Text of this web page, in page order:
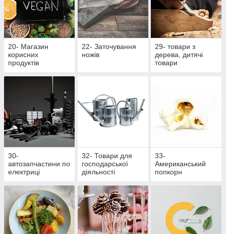
20- Магазин
корисних
продуктів
22- Заточування
ножів
29- товари з
дерева, дитячі
товари
30-
автозапчастини по
електриці
32- Товари для
господарської
діяльності
33-
Американський
попкорн